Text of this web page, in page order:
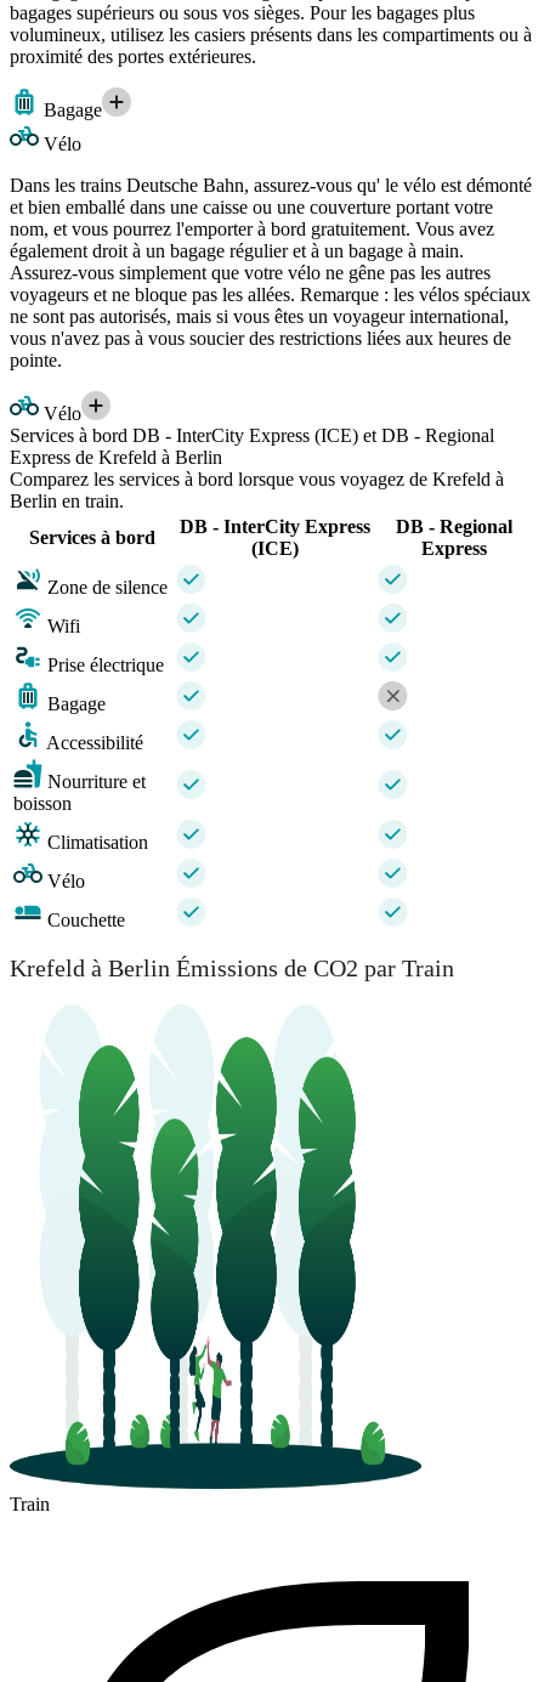
bagages supérieurs ou sous vos sièges. Pour les bagages plus
volumineux, utilisez les casiers présents dans les compartiments ou à
proximité des portes extérieures.
Bagage
Vélo
Dans les trains Deutsche Bahn, assurez-vous qu' le vélo est démonté
et bien emballé dans une caisse ou une couverture portant votre
nom, et vous pourrez l'emporter à bord gratuitement. Vous avez
également droit à un bagage régulier et à un bagage à main.
Assurez-vous simplement que votre vélo ne gêne pas les autres
voyageurs et ne bloque pas les allées. Remarque : les vélos spéciaux
ne sont pas autorisés, mais si vous êtes un voyageur international,
vous n'avez pas à vous soucier des restrictions liées aux heures de
pointe.
Vélo
Services à bord DB - InterCity Express (ICE) et DB - Regional
Express de Krefeld à Berlin
Comparez les services à bord lorsque vous voyagez de Krefeld à
Berlin en train.
Services à bord
DB - InterCity Express
(ICE)
DB - Regional
Express
Zone de silence
Wifi
Prise électrique
Bagage
Accessibilité
Nourriture et
boisson
Climatisation
Vélo
Couchette
Krefeld à Berlin Émissions de CO2 par Train
Train